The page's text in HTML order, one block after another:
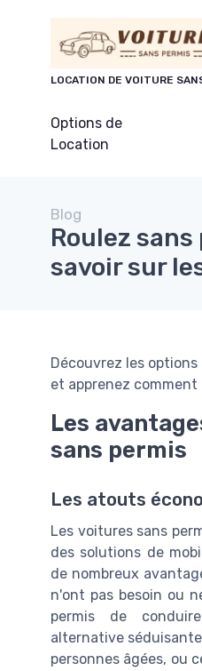
LOCATION DE VOITURE
Options de
Location
Blog
Roulez
savoir sur
Découvrez les
et apprenez
Les
sans permis
Les atouts
Les voitures sans
des solutions de
de nombreux
n'ont pas besoin ou
permis de
alternative
personnes âgées, ou